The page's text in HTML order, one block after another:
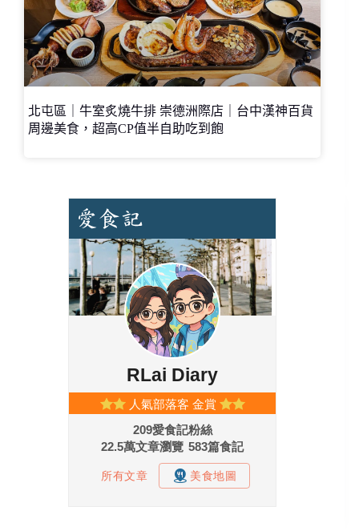
北屯區｜牛室炙燒牛排 崇德洲際店｜台中漢神百貨
周邊美食，超高CP值半自助吃到飽